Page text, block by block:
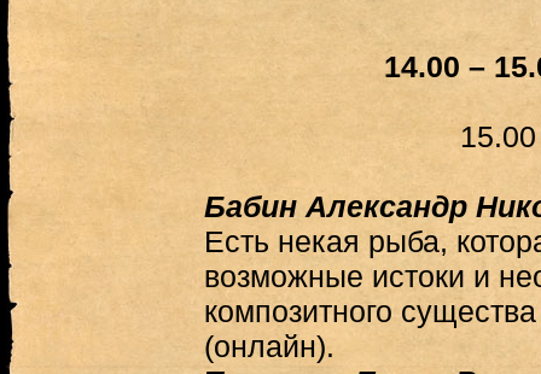
14.00 –
Бабин Александр
Есть некая рыба,
возможные истоки и
композитного
(онлайн).